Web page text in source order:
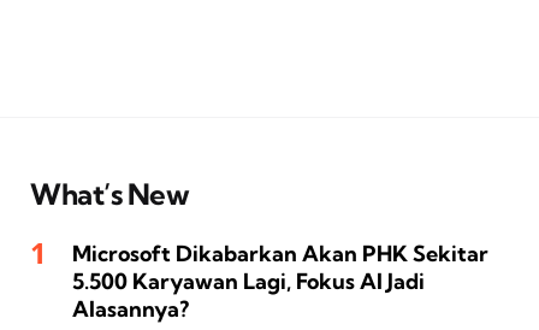
What’s New
Microsoft Dikabarkan Akan PHK Sekitar
5.500 Karyawan Lagi, Fokus AI Jadi
Alasannya?